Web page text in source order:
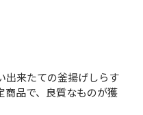
出来たての釜揚げしらす
商品で、良質なものが獲